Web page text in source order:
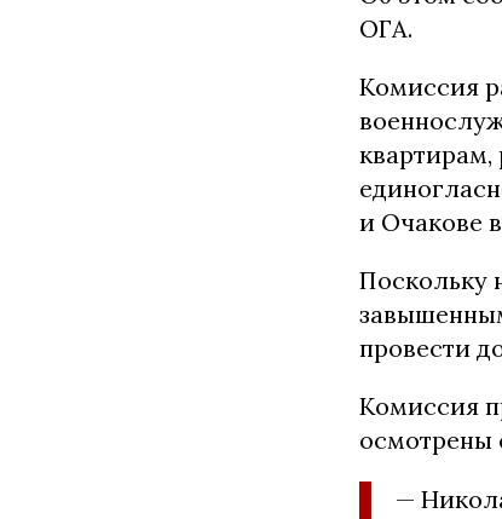
ОГА.
Комиссия
и Очакове
Поскольку
провести
Комиссия
осмотрены
—